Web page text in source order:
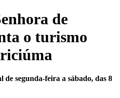
de
o turismo
de segunda-feira a sábado, das 8